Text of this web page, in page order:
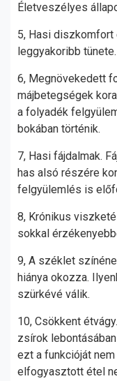
Életveszélyes
5, Hasi diszkomfort
leggyakoribb tünete.
6, Megnövekedett
májbetegségek
a folyadék
bokában történik.
7, Hasi fájdalmak.
has alsó részére
felgyülemlés is
8, Krónikus
sokkal
9, A széklet
hiánya okozza.
szürkévé válik.
10, Csökkent
zsírok
ezt a funkcióját
elfogyasztott étel